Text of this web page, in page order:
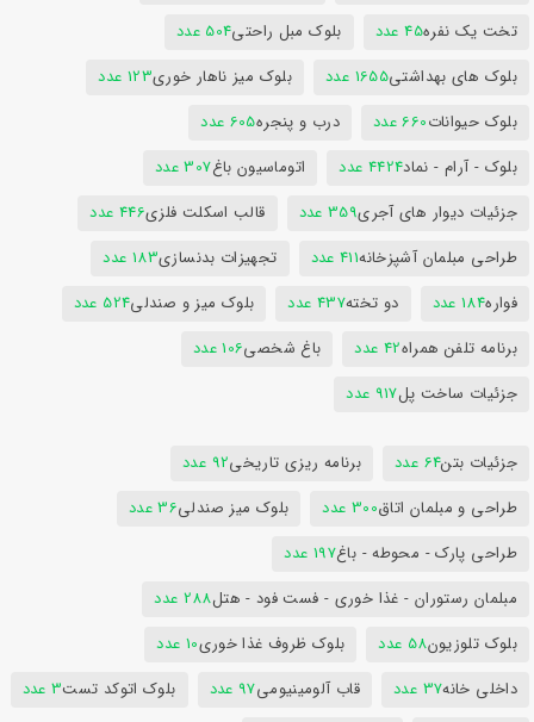
تخت یک نفره45 عدد بلوک مبل راحتی504 عدد
بلوک های بهداشتی1655 عدد بلوک میز ناهار خوری123 عدد
بلوک حیوانات660 عدد درب و پنجره605 عدد
بلوک - آرام - نماد4424 عدد اتوماسیون باغ307 عدد
جزئیات دیوار های آجری359 عدد قالب اسکلت فلزی446 عدد
طراحی مبلمان آشپزخانه411 عدد تجهیزات بدنسازی183 عدد
فواره184 عدد دو تخته437 عدد بلوک میز و صندلی524 عدد
برنامه تلفن همراه42 عدد باغ شخصی106 عدد
جزئیات ساخت پل917 عدد
جزئیات بتن64 عدد برنامه ریزی تاریخی92 عدد
طراحی و مبلمان اتاق300 عدد بلوک میز صندلی36 عدد
طراحی پارک - محوطه - باغ197 عدد
مبلمان رستوران - غذا خوری - فست فود - هتل288 عدد
بلوک تلوزیون58 عدد بلوک ظروف غذا خوری10 عدد
داخلی خانه37 عدد قاب آلومینیومی97 عدد بلوک اتوکد تست3 عدد